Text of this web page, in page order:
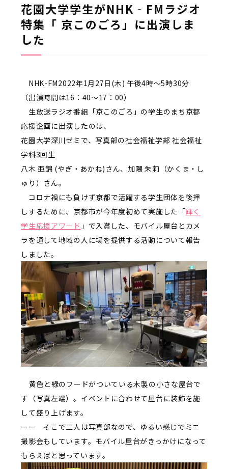
花園大学学生がNHK‐FMラジオ
特集「 京このごろ」に出演しま
した
NHK-FM2022年1月 27日 (木) 午後4時～5時30分
（出演時間は16：40～17：00）
生放送ラジオ番組「京このごろ」の学生のまち京都
応援企画に出演したのは、
花園大学深川ゼミで、写真部の社会福祉学部 社会福祉
学科3回生
八木 亜錦 (やぎ・あかね)さん、加隈 朱莉（かくま・し
ゅり）さん。
コロナ禍にも負けず京都で活躍する学生団体を後押
しするために、京都市が今年度初めて実施した「輝く
学生応援アワード 」で入賞した、モバイル屋台とカメ
ラを通して地域の人に場を提供する活動について報告
しました。
―― 黄色と緑のフードがついている木製の小さな屋台で
す（写真左端）。イベントに合わせて屋台に装飾を施
して盛り上げます。
ーー そこで二人は写真部なので、ゆるい感じでミニ
撮影会もしています。モバイル屋台がきっかけになって
もらえばと思っています。